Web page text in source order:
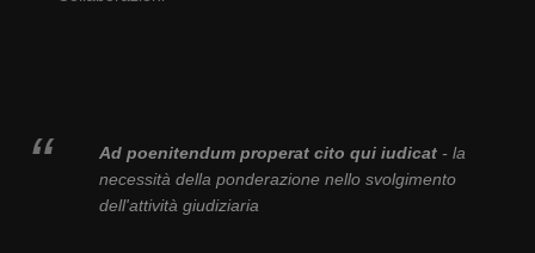
Ad poenitendum properat cito qui iudicat- la
necessità della ponderazione nello svolgimento
dell'attività giudiziaria